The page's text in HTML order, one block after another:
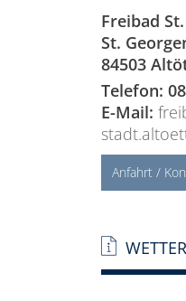
Freibad
St.
84503
Telefon:
E-Mail:
Anfahrt /